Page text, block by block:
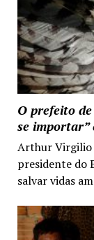
O prefeito
se importar”
Arthur Virgilio
presidente do
salvar vidas